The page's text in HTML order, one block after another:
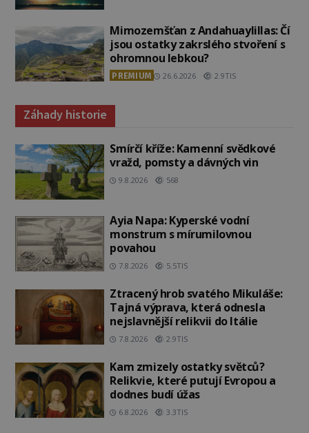
Mimozemšťan z Andahuaylillas: Čí
jsou ostatky zakrslého stvoření s
ohromnou lebkou?
PREMIUM 26.6.2026 2.9TIS
Záhady historie
Smírčí kříže: Kamenní svědkové
vražd, pomsty a dávných vin
9.8.2026 568
Ayia Napa: Kyperské vodní
monstrum s mírumilovnou
povahou
7.8.2026 5.5TIS
Ztracený hrob svatého Mikuláše:
Tajná výprava, která odnesla
nejslavnější relikvii do Itálie
7.8.2026 2.9TIS
Kam zmizely ostatky světců?
Relikvie, které putují Evropou a
dodnes budí úžas
6.8.2026 3.3TIS